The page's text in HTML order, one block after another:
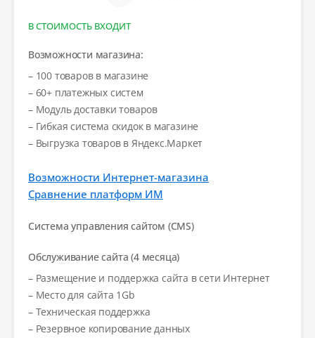
В СТОИМОСТЬ ВХОДИТ
Возможности магазина:
– 100 товаров в магазине
– 60+ платежных систем
– Модуль доставки товаров
– Гибкая система скидок в магазине
– Выгрузка товаров в Яндекс.Маркет
Возможности Интернет-магазина
Сравнение платформ ИМ
Система управления сайтом (CMS)
Обслуживание сайта (4 месяца)
– Размещение и поддержка сайта в сети Интернет
– Место для сайта 1Gb
– Техническая поддержка
– Резервное копирование данных